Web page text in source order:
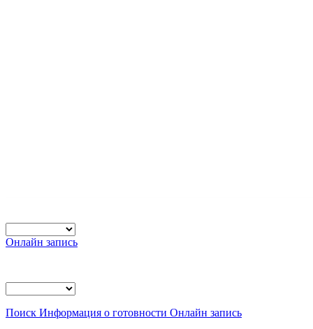
Онлайн запись
Поиск Информация о готовности Онлайн запись